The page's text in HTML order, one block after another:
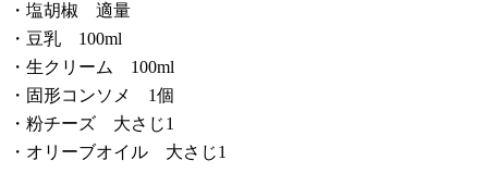
・塩胡椒 適量
・豆乳 100ml
・生クリーム 100ml
・固形コンソメ 1個
・粉チーズ 大さじ1
・オリーブオイル 大さじ1